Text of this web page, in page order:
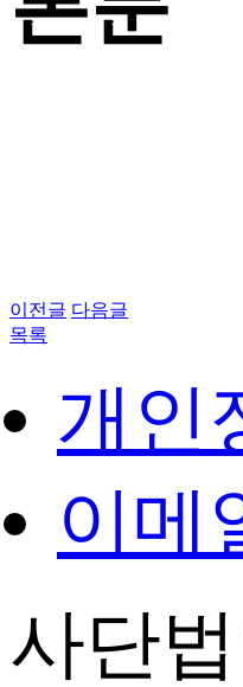
이전글 다음글
목록
개인
이메
사단